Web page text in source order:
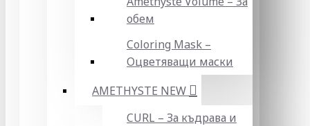
обем
Coloring Mask –
Оцветяващи маски
AMETHYSTE NEW
CURL – За къдрава и